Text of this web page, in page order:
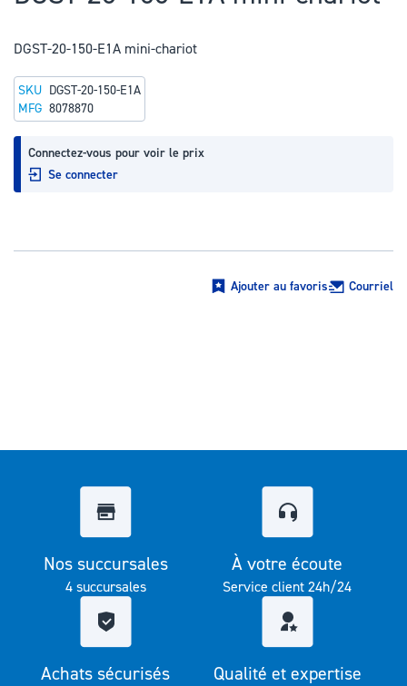
de
la
Galerie
d’images
DGST-20-150-E1A mini-chariot
Connectez-vous pour voir le prix
Se connecter
SKU DGST-20-150-E1A
MFG 8078870
Ajouter au favoris Courriel
Nos succursales
4 succursales
À votre écoute
Service client 24h/24
Achats sécurisés Qualité et expertise